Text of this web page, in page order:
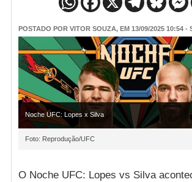
POSTADO POR VITOR SOUZA, EM 13/09/2025 10:54 -
Noche UFC: Lopes x Silva
Foto: Reprodução/UFC
O Noche UFC: Lopes vs Silva